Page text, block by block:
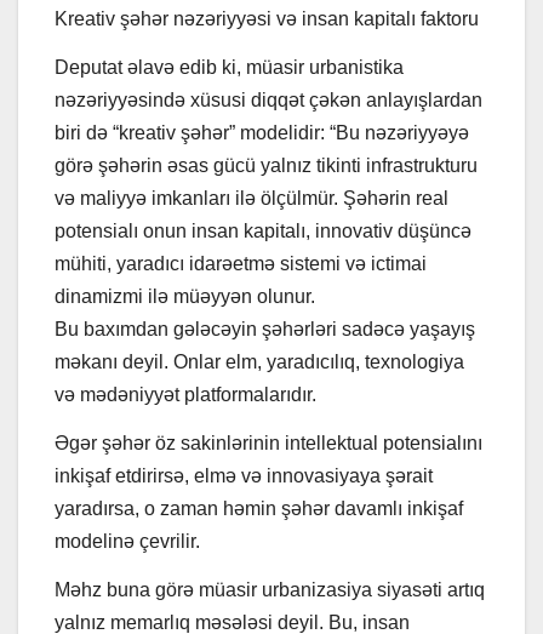
Kreativ şəhər nəzəriyyəsi və insan kapitalı faktoru
Deputat əlavə edib ki, müasir urbanistika
nəzəriyyəsində xüsusi diqqət çəkən anlayışlardan
biri də “kreativ şəhər” modelidir: “Bu nəzəriyyəyə
görə şəhərin əsas gücü yalnız tikinti infrastrukturu
və maliyyə imkanları ilə ölçülmür. Şəhərin real
potensialı onun insan kapitalı, innovativ düşüncə
mühiti, yaradıcı idarəetmə sistemi və ictimai
dinamizmi ilə müəyyən olunur.
Bu baxımdan gələcəyin şəhərləri sadəcə yaşayış
məkanı deyil. Onlar elm, yaradıcılıq, texnologiya
və mədəniyyət platformalarıdır.
Əgər şəhər öz sakinlərinin intellektual potensialını
inkişaf etdirirsə, elmə və innovasiyaya şərait
yaradırsa, o zaman həmin şəhər davamlı inkişaf
modelinə çevrilir.
Məhz buna görə müasir urbanizasiya siyasəti artıq
yalnız memarlıq məsələsi deyil. Bu, insan